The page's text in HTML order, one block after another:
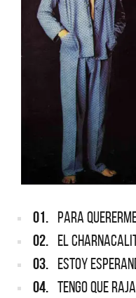
01. PARA
02. EL
03. ESTOY
04. TENGO QUE